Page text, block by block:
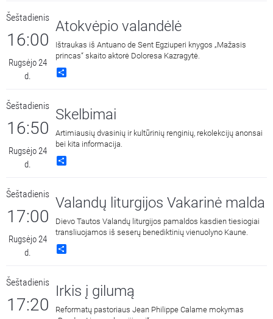
Šeštadienis
16:00
Rugsėjo 24
d.
Atokvėpio valandėlė
Ištraukas iš Antuano de Sent Egziuperi knygos „Mažasis
princas“ skaito aktorė Doloresa Kazragytė.
Šeštadienis
16:50
Rugsėjo 24
d.
Skelbimai
Artimiausių dvasinių ir kultūrinių renginių, rekolekcijų anonsai
bei kita informacija.
Šeštadienis
17:00
Rugsėjo 24
d.
Valandų liturgijos Vakarinė malda
Dievo Tautos Valandų liturgijos pamaldos kasdien tiesiogiai
transliuojamos iš seserų benediktinių vienuolyno Kaune.
Šeštadienis
17:20
Irkis į gilumą
Reformatų pastoriaus Jean Philippe Calame mokymas